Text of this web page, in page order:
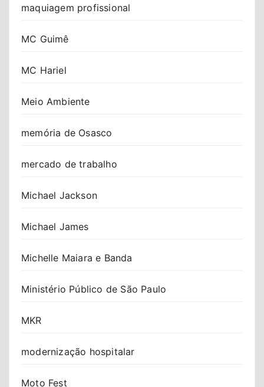
maquiagem profissional
MC Guimê
MC Hariel
Meio Ambiente
memória de Osasco
mercado de trabalho
Michael Jackson
Michael James
Michelle Maiara e Banda
Ministério Público de São Paulo
MKR
modernização hospitalar
Moto Fest